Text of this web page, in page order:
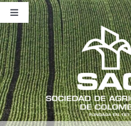
Saltar
contenido
Toggle
Navigation
Nosotros
Publicaciones
Sala de Prensa
Eventos